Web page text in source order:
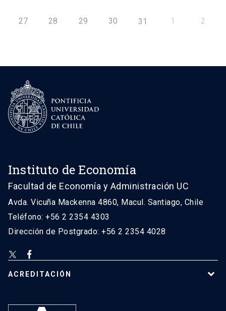
27 28 29 30 31 1 2
Instituto de Economía
Facultad de Economía y Administración UC
Avda. Vicuña Mackenna 4860, Macul. Santiago, Chile
Teléfono: +56 2 2354 4303
Dirección de Postgrado: +56 2 2354 4028
ACREDITACIÓN